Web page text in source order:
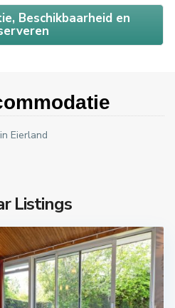
Beschikbaarheid en
Eierland
Listings